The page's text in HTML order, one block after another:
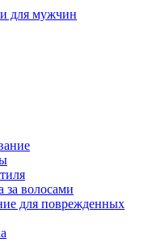
для мужчин
за волосами
для поврежденных